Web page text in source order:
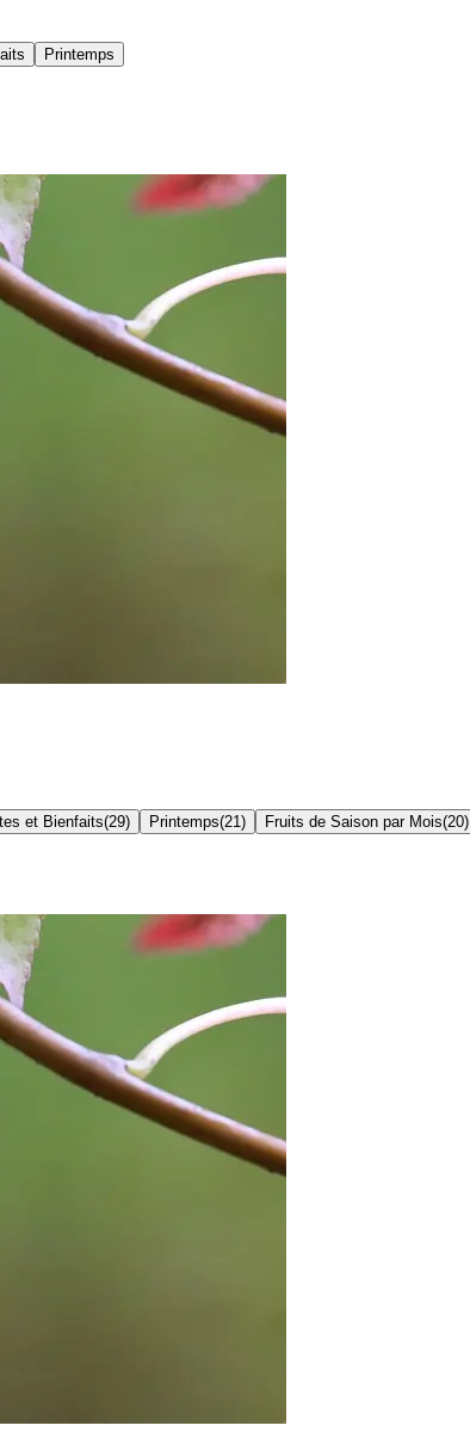
Printemps
et Bienfaits(29) Printemps(21 ) Fruits de Saison par Mois(20)